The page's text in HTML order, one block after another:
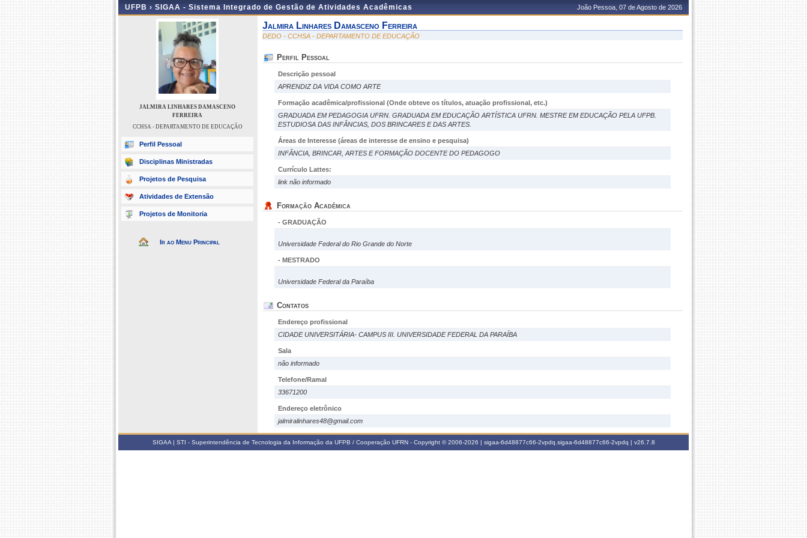
UFPB › SIGAA - Sistema Integrado de Gestão de Atividades Acadêmicas João Pessoa, 07 de Agosto de 2026
JALMIRA LINHARES DAMASCENO
FERREIRA
CCHSA - DEPARTAMENTO DE EDUCAÇÃO
Perfil Pessoal
Disciplinas Ministradas
Projetos de Pesquisa
Atividades de Extensão
Projetos de Monitoria
Ir ao Menu Principal
Jalmira Linhares Damasceno Ferreira
DEDO - CCHSA - DEPARTAMENTO DE EDUCAÇÃO
Perfil Pessoal
Descrição pessoal
APRENDIZ DA VIDA COMO ARTE
Formação acadêmica/profissional (Onde obteve os títulos, atuação profissional, etc.)
GRADUADA EM PEDAGOGIA UFRN. GRADUADA EM EDUCAÇÃO ARTÍSTICA UFRN. MESTRE EM EDUCAÇÃO PELA UFPB.
ESTUDIOSA DAS INFÂNCIAS, DOS BRINCARES E DAS ARTES.
Áreas de Interesse (áreas de interesse de ensino e pesquisa)
INFÂNCIA, BRINCAR, ARTES E FORMAÇÃO DOCENTE DO PEDAGOGO
Currículo Lattes:
link não informado
Formação Acadêmica
- GRADUAÇÃO
Universidade Federal do Rio Grande do Norte
- MESTRADO
Universidade Federal da Paraíba
Contatos
Endereço profissional
CIDADE UNIVERSITÁRIA- CAMPUS III. UNIVERSIDADE FEDERAL DA PARAÍBA
Sala
não informado
Telefone/Ramal
33671200
Endereço eletrônico
jalmiralinhares48@gmail.com
SIGAA | STI - Superintendência de Tecnologia da Informação da UFPB / Cooperação UFRN - Copyright © 2006-2026 | sigaa-6d48877c66-2vpdq.sigaa-6d48877c66-2vpdq | v26.7.8